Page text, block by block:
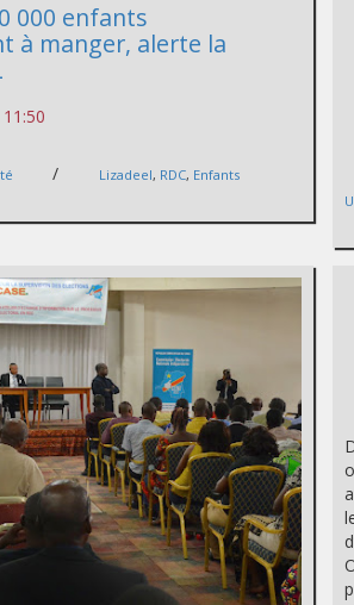
000 enfants
à manger, alerte la
/ Lizadeel, RDC, Enfants